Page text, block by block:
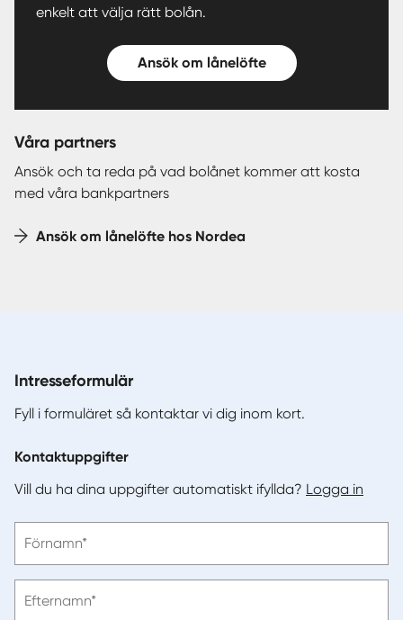
enkelt att välja rätt bolån.
Ansök om lånelöfte
Våra partners
Ansök och ta reda på vad bolånet kommer att kosta
med våra bankpartners
Ansök om lånelöfte hos Nordea
Intresseformulär
Fyll i formuläret så kontaktar vi dig inom kort.
Kontaktuppgifter
Vill du ha dina uppgifter automatiskt ifyllda? Logga in
ange
Förnamn*
ange
Efternamn*